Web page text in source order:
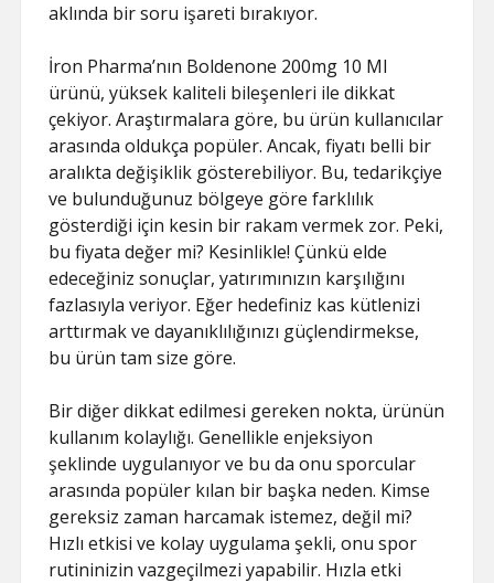
SAYFA LISTESI
aklında bir soru işareti bırakıyor.
İron Pharma’nın Boldenone 200mg 10 Ml
ürünü, yüksek kaliteli bileşenleri ile dikkat
çekiyor. Araştırmalara göre, bu ürün kullanıcılar
arasında oldukça popüler. Ancak, fiyatı belli bir
aralıkta değişiklik gösterebiliyor. Bu, tedarikçiye
ve bulunduğunuz bölgeye göre farklılık
gösterdiği için kesin bir rakam vermek zor. Peki,
bu fiyata değer mi? Kesinlikle! Çünkü elde
edeceğiniz sonuçlar, yatırımınızın karşılığını
fazlasıyla veriyor. Eğer hedefiniz kas kütlenizi
arttırmak ve dayanıklılığınızı güçlendirmekse,
bu ürün tam size göre.
Bir diğer dikkat edilmesi gereken nokta, ürünün
kullanım kolaylığı. Genellikle enjeksiyon
şeklinde uygulanıyor ve bu da onu sporcular
arasında popüler kılan bir başka neden. Kimse
gereksiz zaman harcamak istemez, değil mi?
Hızlı etkisi ve kolay uygulama şekli, onu spor
rutininizin vazgeçilmezi yapabilir. Hızla etki